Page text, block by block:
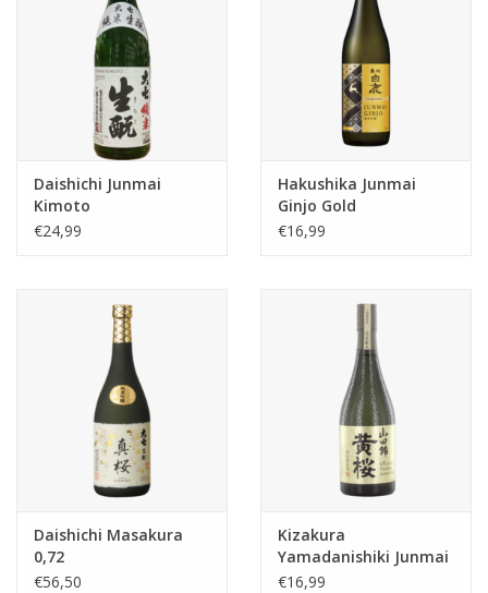
Daishichi Junmai
Kimoto
€24,99
Hakushika Junmai
Ginjo Gold
€16,99
Daishichi Masakura
0,72
€56,50
Kizakura
Yamadanishiki Junmai
Sake
€16,99